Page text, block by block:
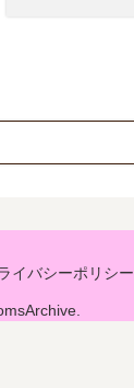
イバシーポリシー